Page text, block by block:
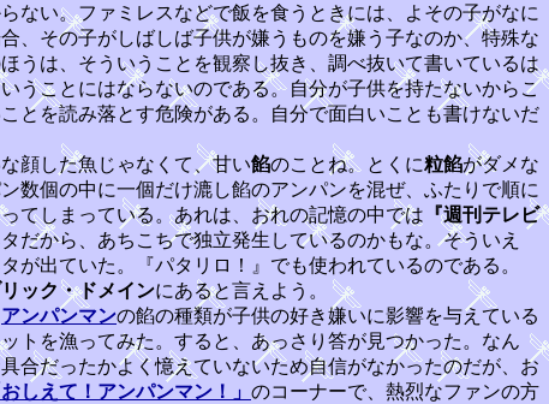
ない。ファミレスなどで飯を食うときには、よその子がなに
、その子がしばしば子供が嫌うものを嫌う子なのか、特殊な
うは、そういうことを観察し抜き、調べ抜いて書いているは
うことにはならないのである。自分が子供を持たないからこ
とを読み落とす危険がある。自分で面白いことも書けないだ
顔した魚じゃなくて、甘い餡のことね。とくに粒餡がダメな
数個の中に一個だけ漉し餡のアンパンを混ぜ、ふたりで順に
てしまっている。あれは、おれの記憶の中では 『週刊テレビ
だから、あちこちで独立発生しているのかもな。そういえ
が出ていた。『パタリロ！』でも使われているのである。
ック・ドメインにあると言えよう。
アンパンマンの餡の種類が子供の好き嫌いに影響を与えている
トを漁ってみた。すると、あっさり答が見つかった。なん
だったかよく憶えていないため自信がなかったのだが、お
おしえて！アンパンマン！」 のコーナーで、熱烈なファンの方